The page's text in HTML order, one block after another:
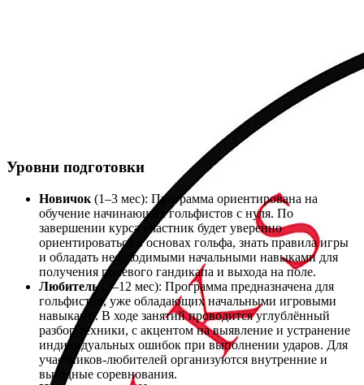
Уровни подготовки
Новичок (1–3 мес): Программа ориентирована на
обучение начинающих гольфистов с нуля. По
завершении курса участник будет уверенно
ориентироваться в основах гольфа, знать правила игры
и обладать необходимыми начальными навыками для
получения полевого гандикапа и выхода на поле.
Любитель(3–12 мес): Программа предназначена для
гольфистов, уже обладающих начальными игровыми
навыками. В ходе занятий проводится углублённый
разбор техники, с акцентом на выявление и устранение
индивидуальных ошибок при выполнении ударов. Для
участников-любителей организуются внутренние и
выездные соревнования.